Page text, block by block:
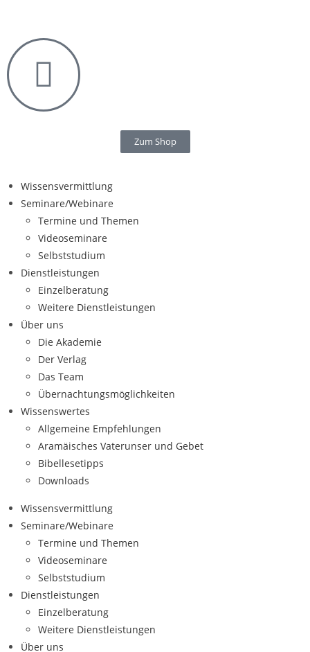
Zum Shop
Wissensvermittlung
Seminare/Webinare
Termine und Themen
Videoseminare
Selbststudium
Dienstleistungen
Einzelberatung
Weitere Dienstleistungen
Über uns
Die Akademie
Der Verlag
Das Team
Übernachtungsmöglichkeiten
Wissenswertes
Allgemeine Empfehlungen
Aramäisches Vaterunser und Gebet
Bibellesetipps
Downloads
Wissensvermittlung
Seminare/Webinare
Termine und Themen
Videoseminare
Selbststudium
Dienstleistungen
Einzelberatung
Weitere Dienstleistungen
Über uns